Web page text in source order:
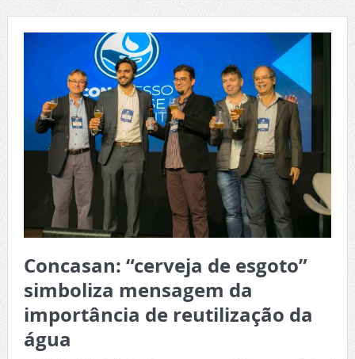
Concasan: “cerveja de esgoto”
simboliza mensagem da
importância de reutilização da
água